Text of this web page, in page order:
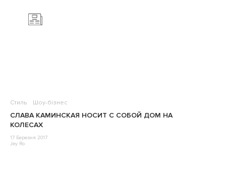
Стиль Шоу-бізнес
СЛАВА КАМИНСКАЯ НОСИТ С СОБОЙ ДОМ НА
КОЛЕСАХ
17 Березня 2017
Jey Ro